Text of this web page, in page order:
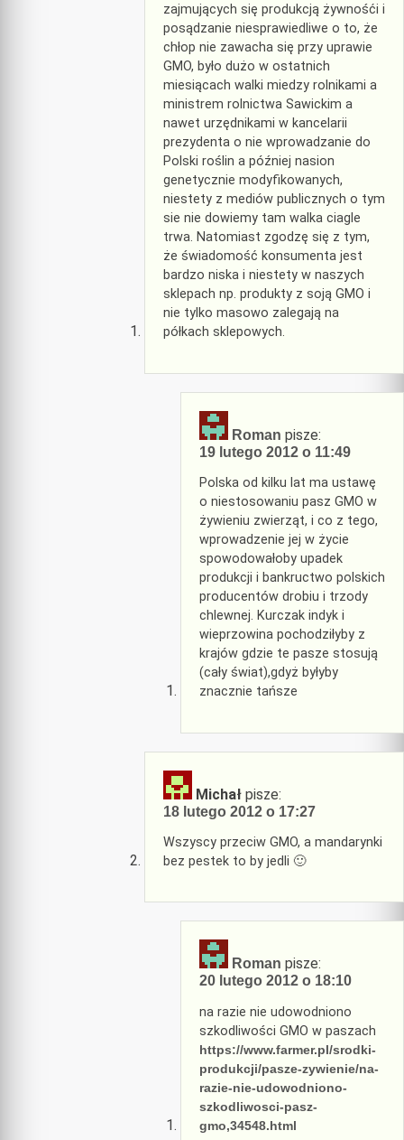
zajmujących się produkcją żywnośći i
posądzanie niesprawiedliwe o to, że
chłop nie zawacha się przy uprawie
GMO, było dużo w ostatnich
miesiącach walki miedzy rolnikami a
ministrem rolnictwa Sawickim a
nawet urzędnikami w kancelarii
prezydenta o nie wprowadzanie do
Polski roślin a później nasion
genetycznie modyfikowanych,
niestety z mediów publicznych o tym
sie nie dowiemy tam walka ciagle
trwa. Natomiast zgodzę się z tym,
że świadomość konsumenta jest
bardzo niska i niestety w naszych
sklepach np. produkty z soją GMO i
nie tylko masowo zalegają na
półkach sklepowych.
Roman pisze:
19 lutego 2012 o 11:49
Polska od kilku lat ma ustawę
o niestosowaniu pasz GMO w
żywieniu zwierząt, i co z tego,
wprowadzenie jej w życie
spowodowałoby upadek
produkcji i bankructwo polskich
producentów drobiu i trzody
chlewnej. Kurczak indyk i
wieprzowina pochodziłyby z
krajów gdzie te pasze stosują
(cały świat),gdyż byłyby
znacznie tańsze
Michał pisze:
18 lutego 2012 o 17:27
Wszyscy przeciw GMO, a mandarynki
bez pestek to by jedli 🙂
Roman pisze:
20 lutego 2012 o 18:10
na razie nie udowodniono
szkodliwości GMO w paszach
https://www.farmer.pl/srodki-
produkcji/pasze-zywienie/na-
razie-nie-udowodniono-
szkodliwosci-pasz-
gmo,34548.html